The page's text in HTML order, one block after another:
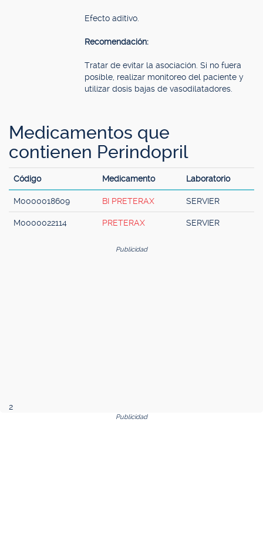
Efecto aditivo.
Recomendación:
Tratar de evitar la asociación. Si no fuera
posible, realizar monitoreo del paciente y
utilizar dosis bajas de vasodilatadores.
Medicamentos que
contienen Perindopril
Código Medicamento Laboratorio
M0000018609 BI PRETERAX SERVIER
M0000022114 PRETERAX SERVIER
Publicidad
2
Publicidad